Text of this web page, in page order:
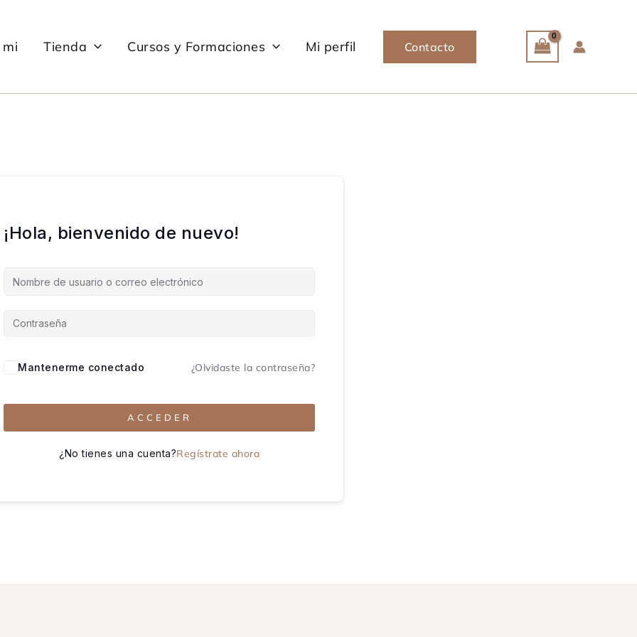
Tienda Cursos y Formaciones Mi perfil Contacto
¡Hola, bienvenido de nuevo!
Mantenerme conectado ¿Olvidaste la contraseña?
ACCEDER
¿No tienes una cuenta?Regístrate ahora